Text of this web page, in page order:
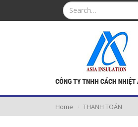
Home THANH TOÁN